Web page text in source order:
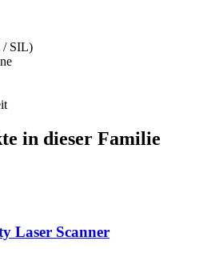
/ SIL)
in dieser Familie
Laser Scanner